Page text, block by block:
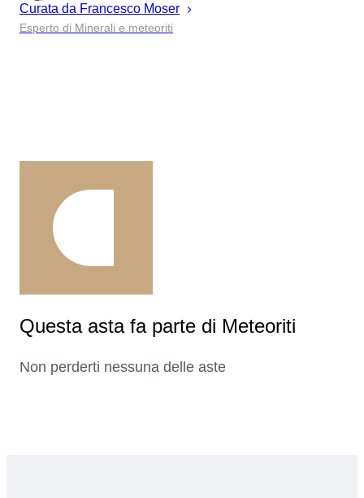
Curata da Francesco Moser
Esperto di Minerali e meteoriti
Questa asta fa parte di Meteoriti
Non perderti nessuna delle aste